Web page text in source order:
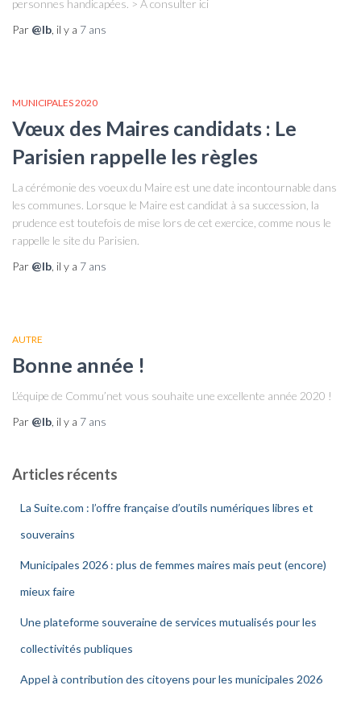
personnes handicapées. > A consulter ici
Par @lb , il y a 7 ans
MUNICIPALES 2020
Vœux des Maires candidats : Le
Parisien rappelle les règles
La cérémonie des voeux du Maire est une date incontournable dans
les communes. Lorsque le Maire est candidat à sa succession, la
prudence est toutefois de mise lors de cet exercice, comme nous le
rappelle le site du Parisien.
Par @lb , il y a 7 ans
AUTRE
Bonne année !
L’équipe de Commu’net vous souhaite une excellente année 2020 !
Par @lb , il y a 7 ans
Articles récents
La Suite.com : l’offre française d’outils numériques libres et
souverains
Municipales 2026 : plus de femmes maires mais peut (encore)
mieux faire
Une plateforme souveraine de services mutualisés pour les
collectivités publiques
Appel à contribution des citoyens pour les municipales 2026